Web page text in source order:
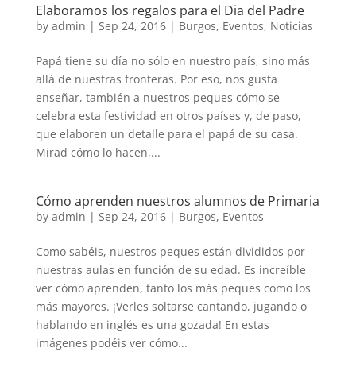
Elaboramos los regalos para el Dia del Padre
by admin | Sep 24, 2016| Burgos, Eventos, Noticias
Papá tiene su día no sólo en nuestro país, sino más
allá de nuestras fronteras. Por eso, nos gusta
enseñar, también a nuestros peques cómo se
celebra esta festividad en otros países y, de paso,
que elaboren un detalle para el papá de su casa.
Mirad cómo lo hacen,...
Cómo aprenden nuestros alumnos de Primaria
by admin | Sep 24, 2016| Burgos, Eventos
Como sabéis, nuestros peques están divididos por
nuestras aulas en función de su edad. Es increíble
ver cómo aprenden, tanto los más peques como los
más mayores. ¡Verles soltarse cantando, jugando o
hablando en inglés es una gozada! En estas
imágenes podéis ver cómo...